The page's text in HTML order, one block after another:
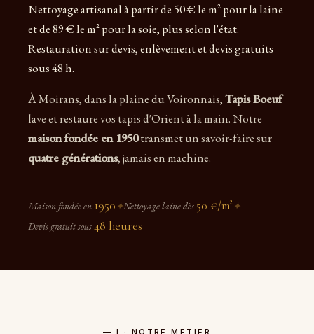
Nettoyage artisanal à partir de 50 € le m² pour la laine
et de 89 € le m² pour la soie, plus selon l'état.
Restauration sur devis, enlèvement et devis gratuits
sous 48 h.
À Moirans, dans la plaine du Voironnais,Tapis Boeuf
lave et restaure vos tapis d'Orient à la main. Notre
maison fondée en 1950transmet un savoir-faire sur
quatre générations, jamais en machine.
Maison fondée en 1950 ✦Nettoyage laine dès 50 €/m² ✦
Devis gratuit sous48 heures
— I · NOTRE MÉTIER